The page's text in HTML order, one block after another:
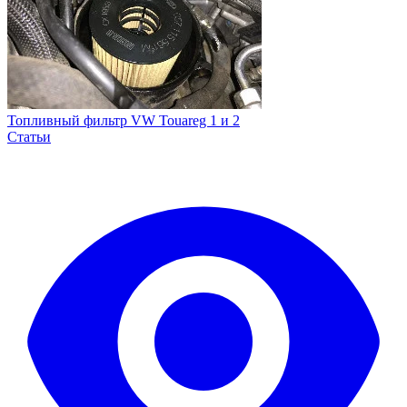
Топливный фильтр VW Touareg 1 и 2
Статьи